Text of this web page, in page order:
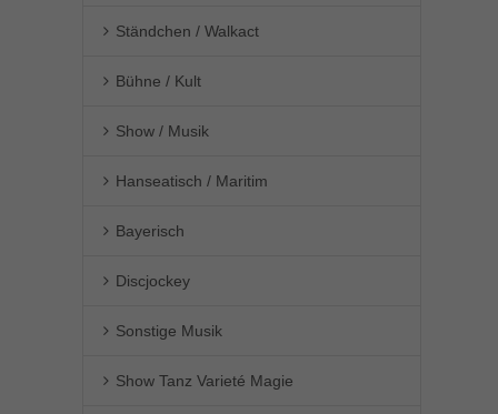
Ständchen / Walkact
Bühne / Kult
Show / Musik
Hanseatisch / Maritim
Bayerisch
Discjockey
Sonstige Musik
Show Tanz Varieté Magie